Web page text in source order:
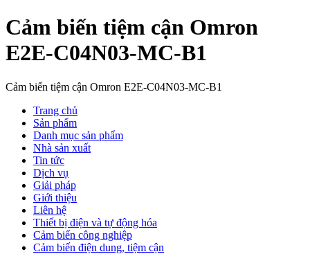
Cảm biến tiệm cận Omron
E2E-C04N03-MC-B1
Cảm biến tiệm cận Omron E2E-C04N03-MC-B1
Trang chủ
Sản phẩm
Danh mục sản phẩm
Nhà sản xuất
Tin tức
Dịch vụ
Giải pháp
Giới thiệu
Liên hệ
Thiết bị điện và tự động hóa
Cảm biến công nghiệp
Cảm biến điện dung, tiệm cận